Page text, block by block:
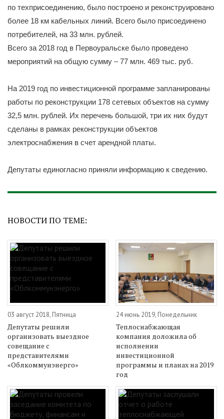
по техприсоединению, было построено и реконструировано
более 18 км кабельных линий. Всего было присоединено
потребителей, на 33 млн. рублей.
Всего за 2018 год в Первоуральске было проведено
мероприятий на общую сумму – 77 млн. 469 тыс. руб.
На 2019 год по инвестиционной программе запланированы
работы по реконструкции 178 сетевых объектов на сумму
32,5 млн. рублей. Их перечень большой, три их них будут
сделаны в рамках реконструкции объектов
электроснабжения в счет арендной платы.
Депутаты единогласно приняли информацию к сведению.
НОВОСТИ ПО ТЕМЕ:
03 август 2018, Пятница
Депутаты решили
организовать выездное
совещание с
представителями
«Облкоммунэнерго»
24 июнь 2019, Понедельник
Теплоснабжающая
компания доложила об
исполнении
инвестиционной
программы и планах на 2019
год